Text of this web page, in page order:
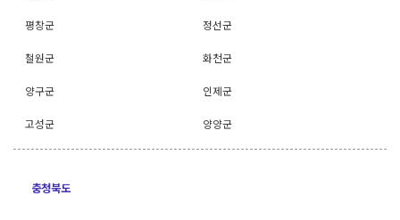
평창군 정선군
철원군 화천군
양구군 인제군
고성군 양양군
충청북도